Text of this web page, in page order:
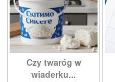
Czy twaróg w
wiaderku...